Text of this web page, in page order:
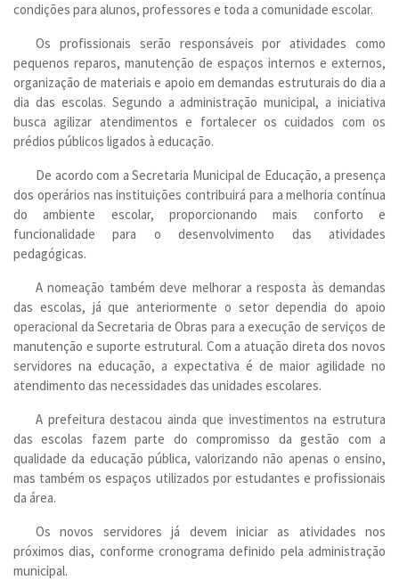
condições para alunos, professores e toda a comunidade escolar.
Os profissionais serão responsáveis por atividades como
pequenos reparos, manutenção de espaços internos e externos,
organização de materiais e apoio em demandas estruturais do dia a
dia das escolas. Segundo a administração municipal, a iniciativa
busca agilizar atendimentos e fortalecer os cuidados com os
prédios públicos ligados à educação.
De acordo com a Secretaria Municipal de Educação, a presença
dos operários nas instituições contribuirá para a melhoria contínua
do ambiente escolar, proporcionando mais conforto e
funcionalidade para o desenvolvimento das atividades
pedagógicas.
A nomeação também deve melhorar a resposta às demandas
das escolas, já que anteriormente o setor dependia do apoio
operacional da Secretaria de Obras para a execução de serviços de
manutenção e suporte estrutural. Com a atuação direta dos novos
servidores na educação, a expectativa é de maior agilidade no
atendimento das necessidades das unidades escolares.
A prefeitura destacou ainda que investimentos na estrutura
das escolas fazem parte do compromisso da gestão com a
qualidade da educação pública, valorizando não apenas o ensino,
mas também os espaços utilizados por estudantes e profissionais
da área.
Os novos servidores já devem iniciar as atividades nos
próximos dias, conforme cronograma definido pela administração
municipal.